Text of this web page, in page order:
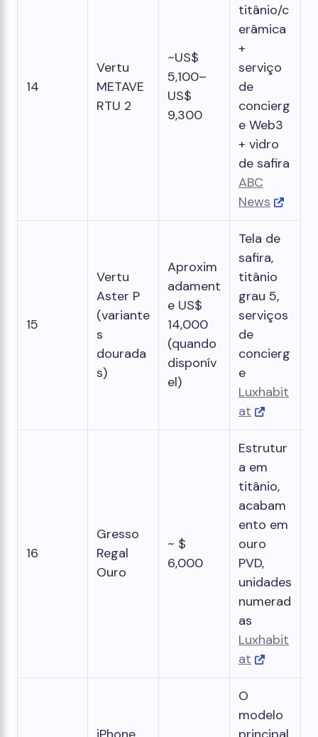
14
Vertu
METAVE
RTU 2
~US$
5,100–
US$
9,300
titânio/c
erâmica
+
serviço
de
concierg
e Web3
+ vidro
de safira
ABC
News
15
Vertu
Aster P
(variante
s
dourada
s)
Aproxim
adament
e US$
14,000
(quando
disponív
el)
Tela de
safira,
titânio
grau 5,
serviços
de
concierg
e
Luxhabit
at
16
Gresso
Regal
Ouro
~ $
6,000
Estrutur
a em
titânio,
acabam
ento em
ouro
PVD,
unidades
numerad
as
Luxhabit
at
O
modelo